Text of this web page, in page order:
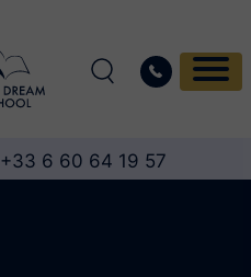
+33 6 60 64 19 57